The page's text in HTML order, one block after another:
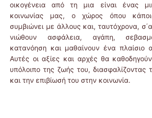
οικογένεια από τη μια είναι ένας
κοινωνίας μας, ο χώρος όπου
συμβιώνει με άλλους και, ταυτόχρονα,
νιώθουν ασφάλεια, αγάπη,
κατανόηση και μαθαίνουν ένα πλαίσιο
Αυτές οι αξίες και αρχές θα
υπόλοιπο της ζωής του, διασφαλίζοντας
και την επιβίωσή του στην κοινωνία.